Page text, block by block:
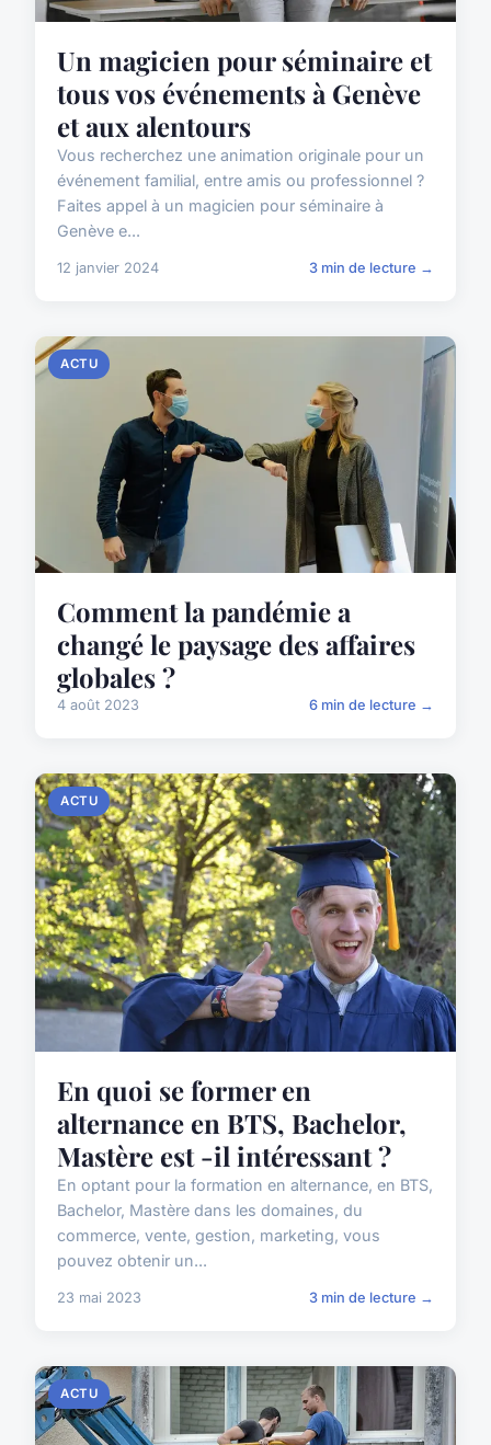
Un magicien pour séminaire et
tous vos événements à Genève
et aux alentours
Vous recherchez une animation originale pour un
événement familial, entre amis ou professionnel ?
Faites appel à un magicien pour séminaire à
Genève e...
12 janvier 2024 3 min de lecture →
ACTU
Comment la pandémie a
changé le paysage des affaires
globales ?
4 août 2023 6 min de lecture →
ACTU
En quoi se former en
alternance en BTS, Bachelor,
Mastère est -il intéressant ?
En optant pour la formation en alternance, en BTS,
Bachelor, Mastère dans les domaines, du
commerce, vente, gestion, marketing, vous
pouvez obtenir un...
23 mai 2023 3 min de lecture →
ACTU